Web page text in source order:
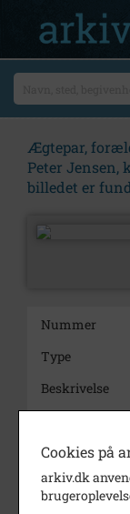
Ægtepar,
Peter Jensen,
billedet er
Nummer
Type
Beskrivelse
Periode
Cookies på
arkiv.dk